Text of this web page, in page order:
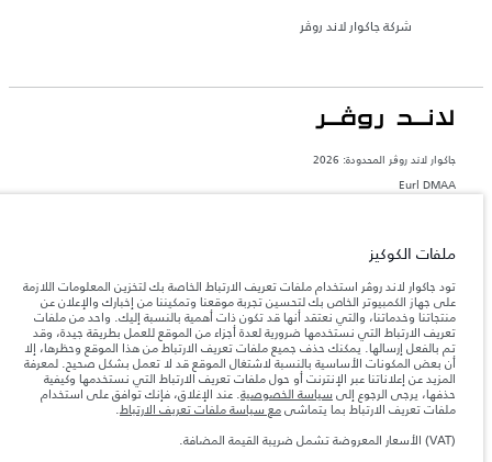
شركة جاكوار لاند روڤر
جاكوار لاند روڨر المحدودة: 2026
Eurl DMAA
والحمولة.
المعلومات والمواصفات والأسعار والألوان المذكورة على هذا الموقع قد تختلف من بلد إلى
آخر، كما أنّها قد تتغير بدون إشعار مسبق. الرجاء التواصل مع وكيلنا المحلي للتأكد من توفّرها
والتحقق من الأسعار.
ملاحظة مهمة حول الصور والمواصفات. إن النقص العالمي في أشباه الموصلات يؤثر حاليًا
في مواصفات تصميم السيارات وتوفر الخيارات وتوقيتات التصاميم. هذا ظرف ديناميكي
للغاية، ونتيجة لذلك، قد لا تمثّل الصور المستخدَمة ضمن موقع الويب حاليًا المواصفات الحالية
بالكامل بالنسبة إلى الميزات والخيارات والحلية ومجموعات الألوان. يرجى استشارة وكيلك الذي
سيتمكّن من تأكيد أي تقييدات حالية معك للسماح لك باتخاذ قرار مدروس
الأرقام المقدمة هي نتيجة لاختبارات المصنع الرسمية وفقاً لتشريعات الاتحاد الأوروبي. قد
ملفات الكوكيز
تود جاكوار لاند روڤر استخدام ملفات تعريف الارتباط الخاصة بك لتخزين المعلومات اللازمة
على جهاز الكمبيوتر الخاص بك لتحسين تجربة موقعنا وتمكيننا من إخبارك والإعلان عن
منتجاتنا وخدماتنا، والتي نعتقد أنها قد تكون ذات أهمية بالنسبة إليك. واحد من ملفات
تعريف الارتباط التي نستخدمها ضرورية لعدة أجزاء من الموقع للعمل بطريقة جيدة، وقد
تم بالفعل إرسالها. يمكنك حذف جميع ملفات تعريف الارتباط من هذا الموقع وحظرها، إلا
أن بعض المكونات الأساسية بالنسبة لاشتغال الموقع قد لا تعمل بشكل صحيح. لمعرفة
المزيد عن إعلاناتنا عبر الإنترنت أو حول ملفات تعريف الارتباط التي نستخدمها وكيفية
حذفها، يرجى الرجوع إلى سياسة الخصوصية. عند الإغلاق، فإنك توافق على استخدام
ملفات تعريف الارتباط بما يتماشىمع سياسة ملفات تعريف الارتباط.
(VAT) الأسعار المعروضة تشمل ضريبة القيمة المضافة.